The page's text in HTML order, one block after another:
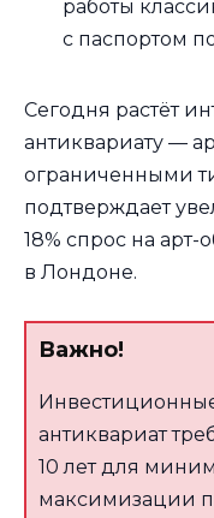
работы
с паспортом
Сегодня растёт
антиквариату —
ограниченными
подтверждает
18% спрос на
в Лондоне.
Важно!
антиквариат
10 лет для
максимизации